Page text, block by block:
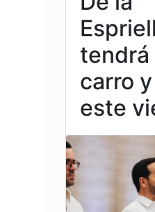
tendrá
carro
este